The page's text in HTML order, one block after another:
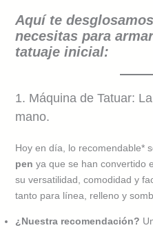
Aquí te
necesitas para
tatuaje inicial:
1. Máquina de Tatuar:
mano.
Hoy en día, lo recomendable*
pen ya que se han convertido
su versatilidad, comodidad y
tanto para línea, relleno y
¿Nuestra recomendación?